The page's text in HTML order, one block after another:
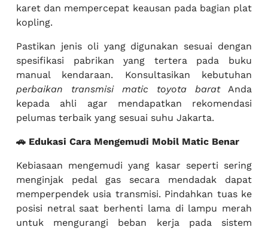
karet dan mempercepat keausan pada bagian plat
kopling.
Pastikan jenis oli yang digunakan sesuai dengan
spesifikasi pabrikan yang tertera pada buku
manual kendaraan. Konsultasikan kebutuhan
perbaikan transmisi matic toyota baratAnda
kepada ahli agar mendapatkan rekomendasi
pelumas terbaik yang sesuai suhu Jakarta.
🚗 Edukasi Cara Mengemudi Mobil Matic Benar
Kebiasaan mengemudi yang kasar seperti sering
menginjak pedal gas secara mendadak dapat
memperpendek usia transmisi. Pindahkan tuas ke
posisi netral saat berhenti lama di lampu merah
untuk mengurangi beban kerja pada sistem